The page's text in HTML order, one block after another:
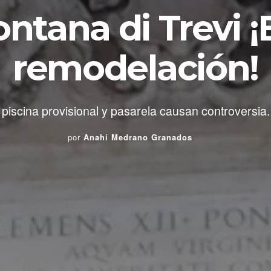
di Trevi
remodelación!
piscina provisional y pasarela causan controversia.
por Anahí Medrano Granados